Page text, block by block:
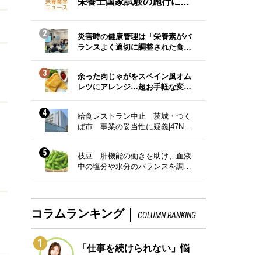
2
災害時の健康管理は「栄養素がバ
ランスよく適切に調整された食…
3
余った肉じゃがをスペイン風オム
レツにアレンジ…超お手軽な変…
4
給食レストラン中止 茨城・つく
ば市 事業の妥当性に疑義|47N…
5
枝豆 肝機能の働きを助け、血液
中の塩分や水分のバランスを調…
コラムランキング COLUMN RANKING
1
「仕事を続けられない」悩